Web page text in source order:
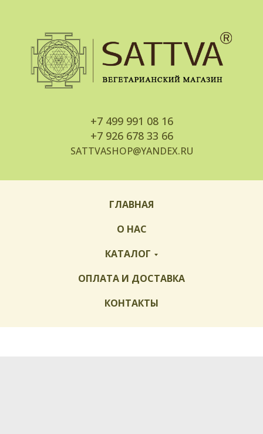
+7 499 991 08 16
+7 926 678 33 66
SATTVASHOP@YANDEX.RU
ГЛАВНАЯ
О НАС
КАТАЛОГ
ОПЛАТА И ДОСТАВКА
КОНТАКТЫ